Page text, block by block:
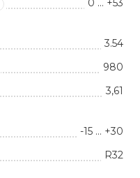
0 … +53
3.54
980
3,61
-15 … +30
R32